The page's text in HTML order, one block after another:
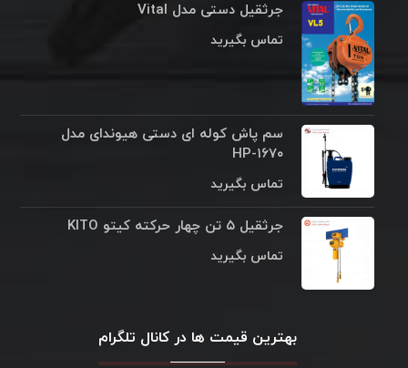
جرثقیل دستی مدل Vital
تماس بگیرید
سم پاش کوله ای دستی هیوندای مدل
HP-۱۶۷۰
تماس بگیرید
جرثقیل ۵ تن چهار حرکته کیتو KITO
تماس بگیرید
بهترین قیمت ها در کانال تلگرام